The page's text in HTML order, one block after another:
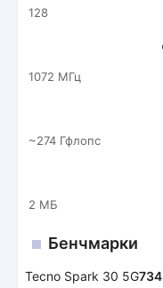
128
1072 МГц
~274 Гфлопс
2 МБ
Бенчмарки
Tecno Spark 30 5G734